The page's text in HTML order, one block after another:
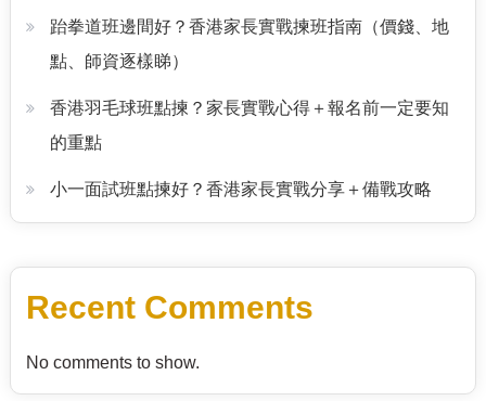
跆拳道班邊間好？香港家長實戰揀班指南（價錢、地
點、師資逐樣睇）
香港羽毛球班點揀？家長實戰心得＋報名前一定要知
的重點
小一面試班點揀好？香港家長實戰分享＋備戰攻略
Recent Comments
No comments to show.